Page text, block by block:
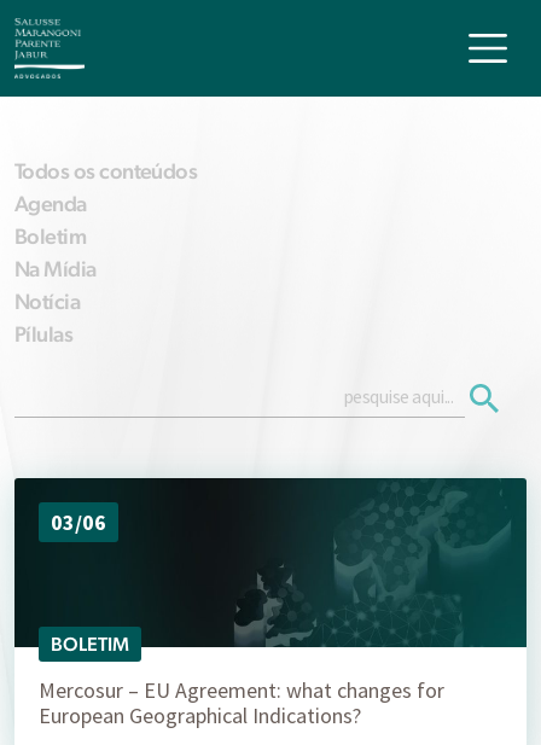
Todos os conteúdos
Agenda
Boletim
Na Mídia
Notícia
Pílulas
03/06
BOLETIM
Mercosur – EU Agreement: what changes for
European Geographical Indications?